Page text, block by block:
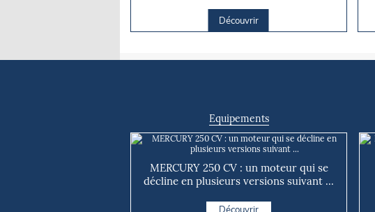
Découvrir
Equipements
MERCURY 250 CV : un moteur qui se
décline en plusieurs versions suivant ...
Découvrir